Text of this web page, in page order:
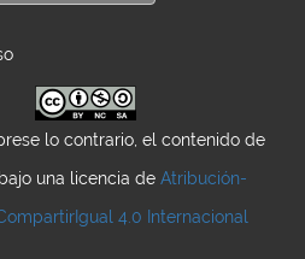
lo contrario, el contenido de
una licencia de Atribución-
4.0 Internacional